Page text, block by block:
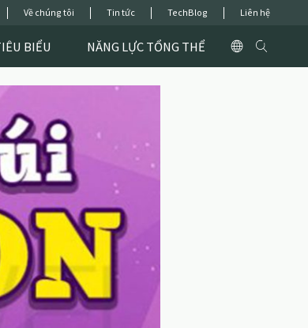
Về chúng tôi Tin tức TechBlog Liên hệ
BIỂU NĂNG LỰC TỔNG THỂ